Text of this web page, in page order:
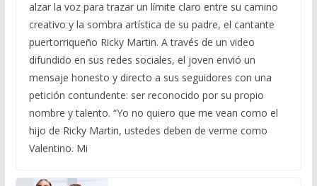
alzar la voz para trazar un límite claro entre su camino
creativo y la sombra artística de su padre, el cantante
puertorriqueño Ricky Martin. A través de un video
difundido en sus redes sociales, el joven envió un
mensaje honesto y directo a sus seguidores con una
petición contundente: ser reconocido por su propio
nombre y talento. “Yo no quiero que me vean como el
hijo de Ricky Martin, ustedes deben de verme como
Valentino. Mi